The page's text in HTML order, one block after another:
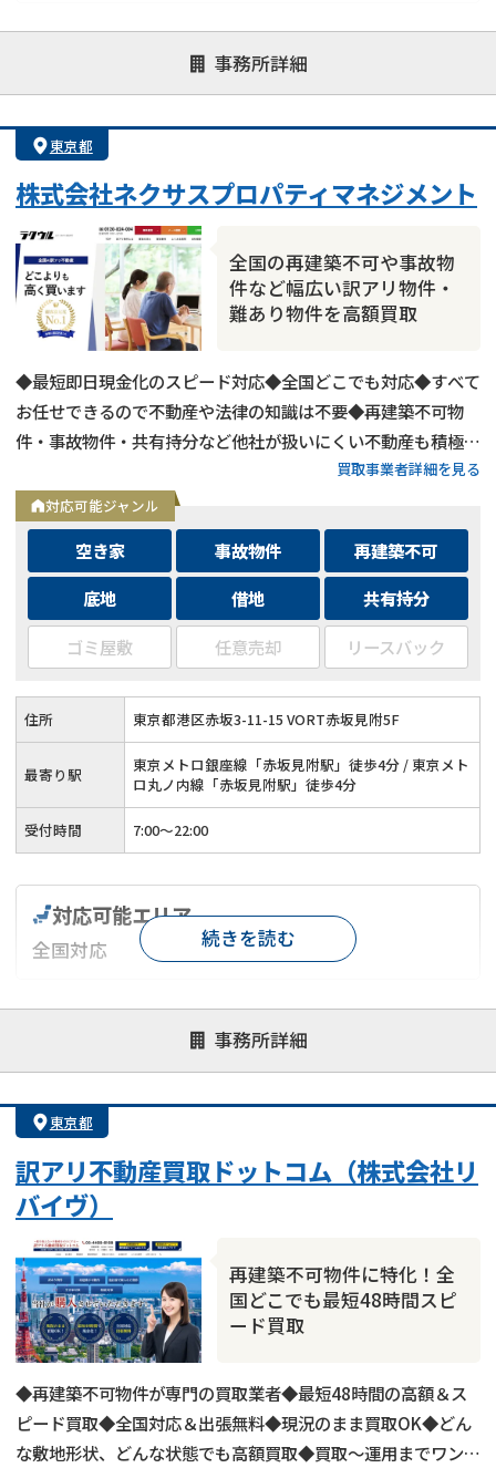
事務所詳細
対応が親身 オンライン面談可能
レスポンスが早い
1億円以上の買取可
東京都
株式会社ネクサスプロパティマネジメント
全国の再建築不可や事故物
件など幅広い訳アリ物件・
難あり物件を高額買取
◆最短即日現金化のスピード対応◆全国どこでも対応◆すべて
お任せできるので不動産や法律の知識は不要◆再建築不可物
件・事故物件・共有持分など他社が扱いにくい不動産も積極買
取◆残置物・ゴミ屋敷・シロアリ被害がある物件もそのままで
買取
買取事業者詳細を見る
対応可能ジャンル
空き家 事故物件
再建築不可
底地
借地
共有持分
ゴミ屋敷
任意売却 リースバック
住所 東京都港区赤坂3-11-15 VORT赤坂見附5F
最寄り駅
東京メトロ銀座線「赤坂見附駅」徒歩4分 / 東京メト
ロ丸ノ内線「赤坂見附駅」徒歩4分
受付時間 7:00〜22:00
事務所詳細
対応可能エリア
全国対応
対応が親身 オンライン面談可能
レスポンスが早い
1億円以上の買取可
続きを読む
東京都
訳アリ不動産買取ドットコム（株式会社リ
バイヴ）
再建築不可物件に特化！全
国どこでも最短48時間スピ
ード買取
◆再建築不可物件が専門の買取業者◆最短48時間の高額＆ス
ピード買取◆全国対応＆出張無料◆現況のまま買取OK◆どん
な敷地形状、どんな状態でも高額買取◆買取〜運用までワンス